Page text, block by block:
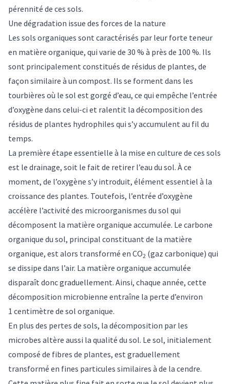
pérennité de ces sols.
Une dégradation issue des forces de la nature
Les sols organiques sont caractérisés par leur forte teneur
en matière organique, qui varie de 30 % à près de 100 %. Ils
sont principalement constitués de résidus de plantes, de
façon similaire à un compost. Ils se forment dans les
tourbières où le sol est gorgé d’eau, ce qui empêche l’entrée
d’oxygène dans celui-ci et ralentit la décomposition des
résidus de plantes hydrophiles qui s’y accumulent au fil du
temps.
La première étape essentielle à la mise en culture de ces sols
est le drainage, soit le fait de retirer l’eau du sol. À ce
moment, de l’oxygène s’y introduit, élément essentiel à la
croissance des plantes. Toutefois, l’entrée d’oxygène
accélère l’activité des microorganismes du sol qui
décomposent la matière organique accumulée. Le carbone
organique du sol, principal constituant de la matière
organique, est alors transformé en CO2 (gaz carbonique) qui
se dissipe dans l’air. La matière organique accumulée
disparaît donc graduellement. Ainsi, chaque année, cette
décomposition microbienne entraîne la perte d’environ
1 centimètre de sol organique.
En plus des pertes de sols, la décomposition par les
microbes altère aussi la qualité du sol. Le sol, initialement
composé de fibres de plantes, est graduellement
transformé en fines particules similaires à de la cendre.